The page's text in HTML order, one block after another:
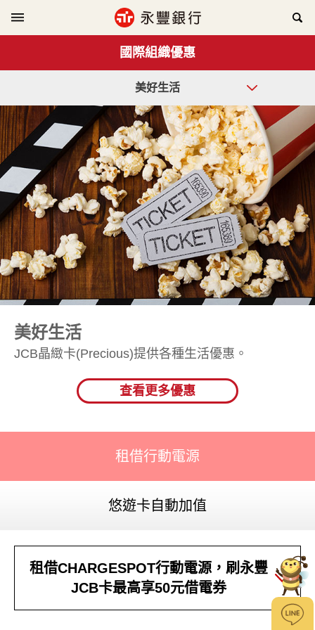
國際組織優惠
美好生活
美好生活
JCB晶緻卡(Precious)提供各種生活優惠。
查看更多優惠
租借行動電源
悠遊卡自動加值
租借CHARGESPOT行動電源，刷永豐
JCB卡最高享50元借電券